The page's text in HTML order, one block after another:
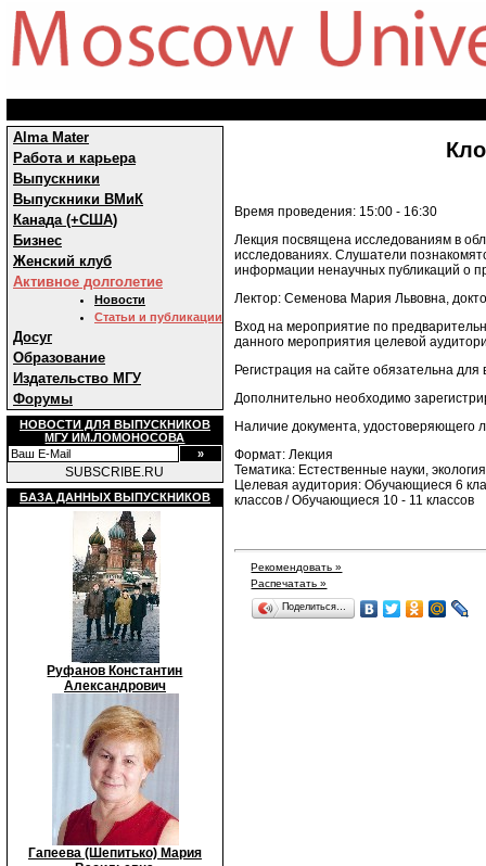
Alma Mater
Работа и карьера
Выпускники
Выпускники ВМиК
Канада (+США)
Бизнес
Женский клуб
Активное долголетие
Новости
Статьи и публикации
Досуг
Образование
Издательство МГУ
Форумы
НОВОСТИ ДЛЯ ВЫПУСКНИКОВ
МГУ ИМ.ЛОМОНОСОВА
SUBSCRIBE.RU
БАЗА ДАННЫХ ВЫПУСКНИКОВ
Руфанов Константин
Александрович
Гапеева (Шепитько) Мария
Время проведения: 15:00 - 16:30
Лекция посвящена исследованиям в
исследованиях. Слушатели
информации ненаучных публикаций о
Лектор: Семенова Мария Львовна,
Вход на мероприятие по
данного мероприятия целевой
Регистрация на сайте обязательна
Дополнительно необходимо
Наличие документа,
Формат: Лекция
Тематика: Естественные науки, экология
Целевая аудитория: Обучающиеся 6
классов / Обучающиеся 10 - 11 классов
Рекомендовать »
Распечатать »
Поделиться…